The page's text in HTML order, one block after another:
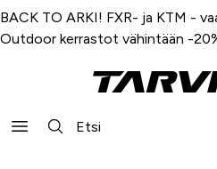
BACK TO ARKI! FXR- ja KTM -
Outdoor kerrastot vähintään -